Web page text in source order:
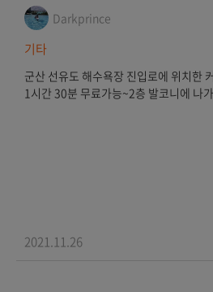
Darkprince
기타
군산 선유도 해수욕장 진입로에 위치한
1시간 30분 무료가능~2층 발코니에 나
2021.11.26